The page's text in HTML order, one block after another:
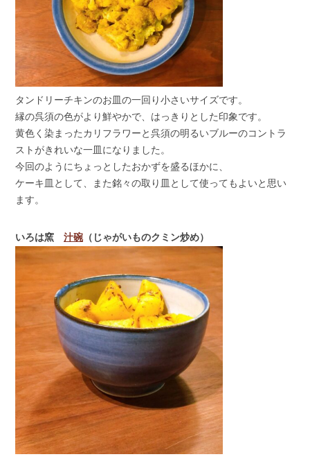
タンドリーチキンのお皿の一回り小さいサイズです。
縁の呉須の色がより鮮やかで、はっきりとした印象です。
黄色く染まったカリフラワーと呉須の明るいブルーのコントラ
ストがきれいな一皿になりました。
今回のようにちょっとしたおかずを盛るほかに、
ケーキ皿として、また銘々の取り皿として使ってもよいと思い
ます。
いろは窯 汁碗 （じゃがいものクミン炒め）